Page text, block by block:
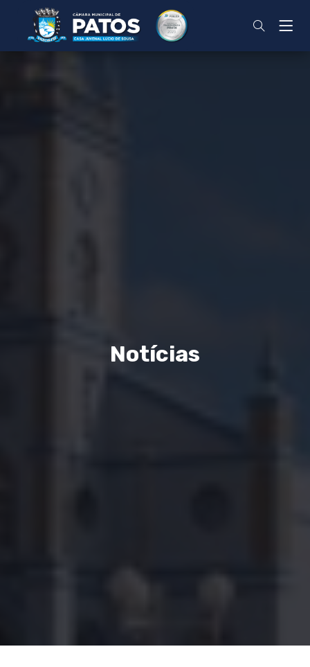
Notícias